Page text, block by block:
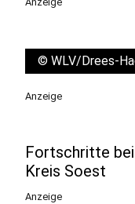
© WLV/Drees-
Anzeige
Fortschritte
Kreis Soest
Anzeige